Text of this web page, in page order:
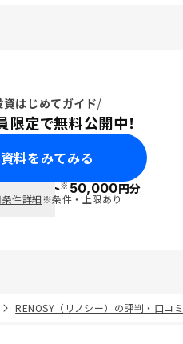
資はじめてガイド
限定で無料公開中！
料をみてみる
ポイント※50,000円分
件詳細※条件・上限あり
RENOSY（リノシー）の評判・口コミ